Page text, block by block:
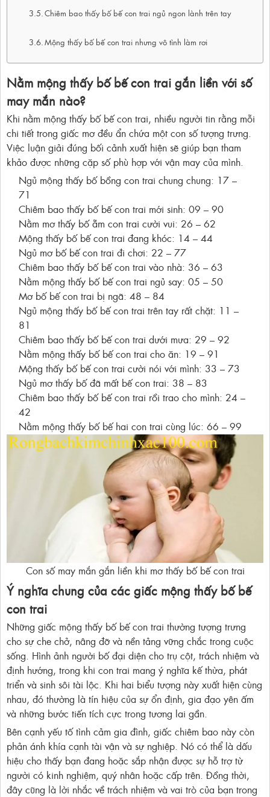
Chiêm bao thấy bố bế con trai ngủ ngon lành trên tay
Mộng thấy bố bế con trai nhưng vô tình làm rơi
Nằm mộng thấy bố bế con trai gắn liền với số
may mắn nào?
Khi nằm mộng thấy bố bế con trai, nhiều người tin rằng mỗi
chi tiết trong giấc mơ đều ẩn chứa một con số tượng trưng.
Việc luận giải đúng bối cảnh xuất hiện sẽ giúp bạn tham
khảo được những cặp số phù hợp với vận may của mình.
Ngủ mộng thấy bố bồng con trai chung chung: 17 –
71
Chiêm bao thấy bố bế con trai mới sinh: 09 – 90
Nằm mơ thấy bố ẵm con trai cười vui: 26 – 62
Mộng thấy bố bế con trai đang khóc: 14 – 44
Ngủ mơ bố bế con trai đi chơi: 22 – 77
Chiêm bao thấy bố bế con trai vào nhà: 36 – 63
Nằm mộng thấy bố bế con trai ngủ say: 05 – 50
Mơ bố bế con trai bị ngã: 48 – 84
Ngủ mộng thấy bố bế con trai trên tay rất chặt: 11 –
81
Chiêm bao thấy bố bế con trai dưới mưa: 29 – 92
Nằm mộng thấy bố bế con trai cho ăn: 19 – 91
Mộng thấy bố bế con trai cười nói với mình: 33 – 73
Ngủ mơ thấy bố đã mất bế con trai: 38 – 83
Chiêm bao thấy bố bế con trai rồi trao cho mình: 24 –
42
Nằm mộng thấy bố bế hai con trai cùng lúc: 66 – 99
Con số may mắn gắn liền khi mơ thấy bố bế con trai
Ý nghĩa chung của các giấc mộng thấy bố bế
con trai
Những giấc mộng thấy bố bế con trai thường tượng trưng
cho sự che chở, nâng đỡ và nền tảng vững chắc trong cuộc
sống. Hình ảnh người bố đại diện cho trụ cột, trách nhiệm và
định hướng, trong khi con trai mang ý nghĩa kế thừa, phát
triển và sinh sôi tài lộc. Khi hai biểu tượng này xuất hiện cùng
nhau, đó thường là tín hiệu của sự ổn định, gia đạo yên ấm
và những bước tiến tích cực trong tương lai gần.
Bên cạnh yếu tố tình cảm gia đình, giấc chiêm bao này còn
phản ánh khía cạnh tài vận và sự nghiệp. Nó có thể là dấu
hiệu cho thấy bạn đang hoặc sắp nhận được sự hỗ trợ từ
người có kinh nghiệm, quý nhân hoặc cấp trên. Đồng thời,
đây cũng là lời nhắc về trách nhiệm và vai trò của bạn trong